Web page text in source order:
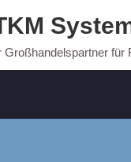
Großhandelspartner für